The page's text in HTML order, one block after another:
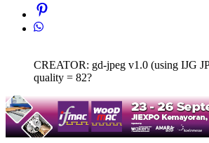
CREATOR: gd-jpeg v1.0 (using IJG
quality = 82?